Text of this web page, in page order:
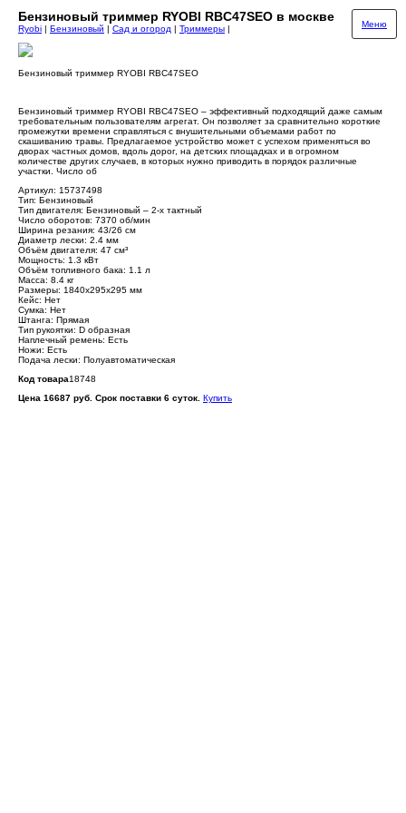
Бензиновый триммер RYOBI RBC47SEO в москве
Меню
Ryobi | Бензиновый | Сад и огород | Триммеры |
Бензиновый триммер RYOBI RBC47SEO
Бензиновый триммер RYOBI RBC47SEO – эффективный подходящий даже самым
требовательным пользователям агрегат. Он позволяет за сравнительно короткие
промежутки времени справляться с внушительными объемами работ по
скашиванию травы. Предлагаемое устройство может с успехом применяться во
дворах частных домов, вдоль дорог, на детских площадках и в огромном
количестве других случаев, в которых нужно приводить в порядок различные
участки. Число об
Артикул: 15737498
Тип: Бензиновый
Тип двигателя: Бензиновый – 2-х тактный
Число оборотов: 7370 об/мин
Ширина резания: 43/26 см
Диаметр лески: 2.4 мм
Объём двигателя: 47 см³
Мощность: 1.3 кВт
Объём топливного бака: 1.1 л
Масса: 8.4 кг
Размеры: 1840х295х295 мм
Кейс: Нет
Сумка: Нет
Штанга: Прямая
Тип рукоятки: D образная
Наплечный ремень: Есть
Ножи: Есть
Подача лески: Полуавтоматическая
Код товара18748
Цена 16687 руб. Срок поставки 6 суток. Купить